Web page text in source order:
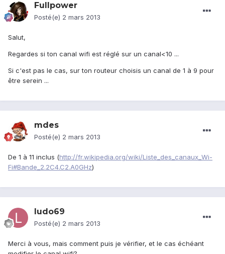
Fullpower
Posté(e) 2 mars 2013
Salut,
Regardes si ton canal wifi est réglé sur un canal<10 ...
Si c'est pas le cas, sur ton routeur choisis un canal de 1 à 9 pour
être serein ...
mdes
Posté(e) 2 mars 2013
De 1 à 11 inclus (http://fr.wikipedia.org/wiki/Liste_des_canaux_Wi-
Fi#Bande_2.2C4.C2.A0GHz)
ludo69
Posté(e) 2 mars 2013
Merci à vous, mais comment puis je vérifier, et le cas échéant